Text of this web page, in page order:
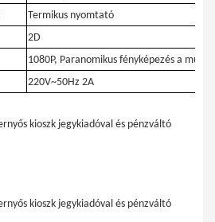
Termikus nyomtató
2D
1080P, Paranomikus fényképezés a
220V~50Hz 2A